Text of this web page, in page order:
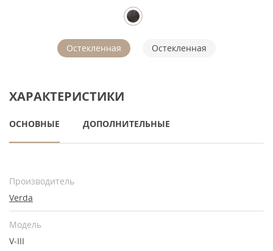
Остекленная Остекленная
ХАРАКТЕРИСТИКИ
ОСНОВНЫЕ ДОПОЛНИТЕЛЬНЫЕ
Производитель
Verda
Модель
V-III